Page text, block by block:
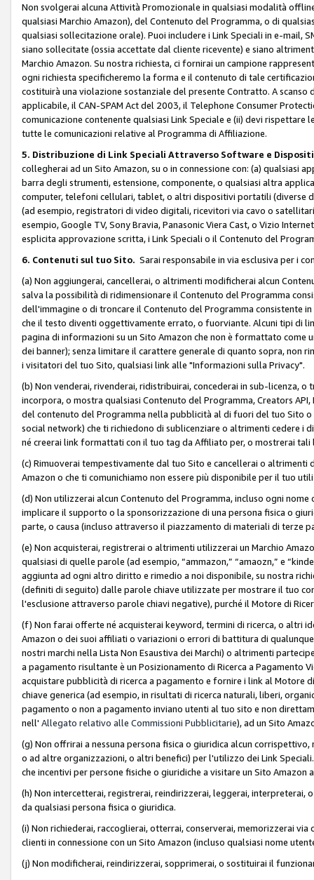
Non svolgerai alcuna Attività Promozionale in qualsiasi modalità
qualsiasi Marchio Amazon), del Contenuto del Programma, o di
qualsiasi sollecitazione orale). Puoi includere i Link Speciali in e-mail,
siano sollecitate (ossia accettate dal cliente ricevente) e siano
Marchio Amazon. Su nostra richiesta, ci fornirai un campione
ogni richiesta specificheremo la forma e il contenuto di tale
costituirà una violazione sostanziale del presente Contratto. A
applicabile, il CAN-SPAM Act del 2003, il Telephone Consumer
comunicazione contenente qualsiasi Link Speciale e (ii) devi
tutte le comunicazioni relative al Programma di Affiliazione.
5. Distribuzione di Link Speciali Attraverso Software e
collegherai ad un Sito Amazon, su o in connessione con: (a)
barra degli strumenti, estensione, componente, o qualsiasi altra
computer, telefoni cellulari, tablet, o altri dispositivi portatili (diverse
(ad esempio, registratori di video digitali, ricevitori via cavo o
esempio, Google TV, Sony Bravia, Panasonic Viera Cast, o Vizio
esplicita approvazione scritta, i Link Speciali o il Contenuto del
6. Contenuti sul tuo Sito. Sarai responsabile in via esclusiva per i
(a) Non aggiungerai, cancellerai, o altrimenti modificherai alcun
salva la possibilità di ridimensionare il Contenuto del Programma
dell'immagine o di troncare il Contenuto del Programma consistente
che il testo diventi oggettivamente errato, o fuorviante. Alcuni tipi di
pagina di informazioni su un Sito Amazon che non è formattato
dei banner); senza limitare il carattere generale di quanto sopra, non
i visitatori del tuo Sito, qualsiasi link alle "Informazioni sulla Privacy".
(b) Non venderai, rivenderai, ridistribuirai, concederai in sub-licenza,
incorpora, o mostra qualsiasi Contenuto del Programma, Creators
del contenuto del Programma nella pubblicità al di fuori del tuo Sito
social network) che ti richiedono di sublicenziare o altrimenti cedere i
né creerai link formattati con il tuo tag da Affiliato per, o mostrerai tali
(c) Rimuoverai tempestivamente dal tuo Sito e cancellerai o
Amazon o che ti comunichiamo non essere più disponibile per il tuo
(d) Non utilizzerai alcun Contenuto del Programma, incluso ogni
implicare il supporto o la sponsorizzazione di una persona fisica o
parte, o causa (incluso attraverso il piazzamento di materiali di terze
(e) Non acquisterai, registrerai o altrimenti utilizzerai un Marchio
qualsiasi di quelle parole (ad esempio, “ammazon,” “amaozn,” e
aggiunta ad ogni altro diritto e rimedio a noi disponibile, su nostra
(definiti di seguito) dalle parole chiave utilizzate per mostrare il tuo
l'esclusione attraverso parole chiavi negative), purché il Motore di
(f) Non farai offerte né acquisterai keyword, termini di ricerca, o altri
Amazon o dei suoi affiliati o variazioni o errori di battitura di
nostri marchi nella Lista Non Esaustiva dei Marchi) o altrimenti
a pagamento risultante è un Posizionamento di Ricerca a Pagamento
acquistare pubblicità di ricerca a pagamento e fornire i link al Motore
chiave generica (ad esempio, in risultati di ricerca naturali, liberi,
pagamento o non a pagamento inviano utenti al tuo sito e non
nell' Allegato relativo alle Commissioni Pubblicitarie), ad un Sito
(g) Non offrirai a nessuna persona fisica o giuridica alcun
o ad altre organizzazioni, o altri benefici) per l'utilizzo dei Link
che incentivi per persone fisiche o giuridiche a visitare un Sito
(h) Non intercetterai, registrerai, reindirizzerai, leggerai,
da qualsiasi persona fisica o giuridica.
(i) Non richiederai, raccoglierai, otterrai, conserverai, memorizzerai
clienti in connessione con un Sito Amazon (incluso qualsiasi nome
(j) Non modificherai, reindirizzerai, sopprimerai, o sostituirai il